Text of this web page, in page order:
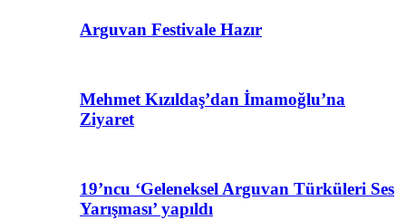
Arguvan Festivale Hazır
Mehmet Kızıldaş’dan İmamoğlu’na
Ziyaret
19’ncu ‘Geleneksel Arguvan Türküleri Ses
Yarışması’ yapıldı